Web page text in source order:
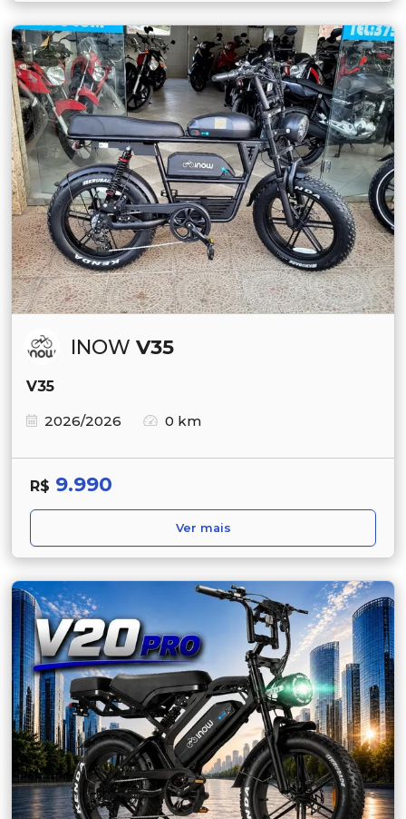
INOW V35
V35
2026/2026
0 km
R$ 9.990
Ver mais